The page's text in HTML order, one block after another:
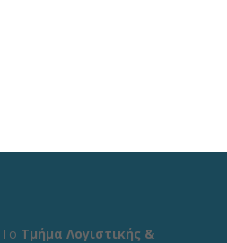
Το Τμήμα Λογιστικής &